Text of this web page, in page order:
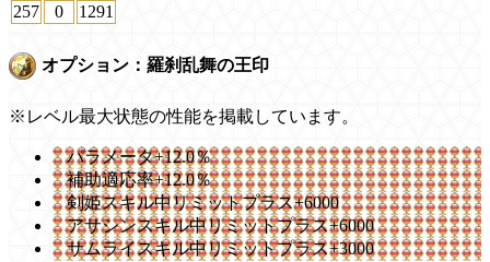
257
0 1291
オプション：羅刹乱舞の王印
※レベル最大状態の性能を掲載しています。
パラメータ+12.0％
補助適応率+12.0％
剣姫スキル中リミットプラス+6000
アサシンスキル中リミットプラス+6000
サムライスキル中リミットプラス+3000